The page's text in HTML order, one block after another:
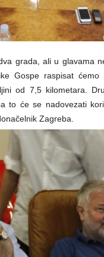
grada, ali u glavama
Gospe raspisat
od 7,5 kilometara.
to će se nadovezati
Zagreba.